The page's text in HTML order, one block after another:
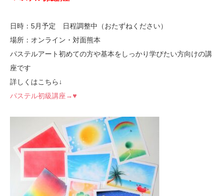
日時：5月予定 日程調整中（おたずねください）
場所：オンライン・対面熊本
パステルアート初めての方や基本をしっかり学びたい方向けの講
座です
詳しくはこちら↓
パステル初級講座→♥